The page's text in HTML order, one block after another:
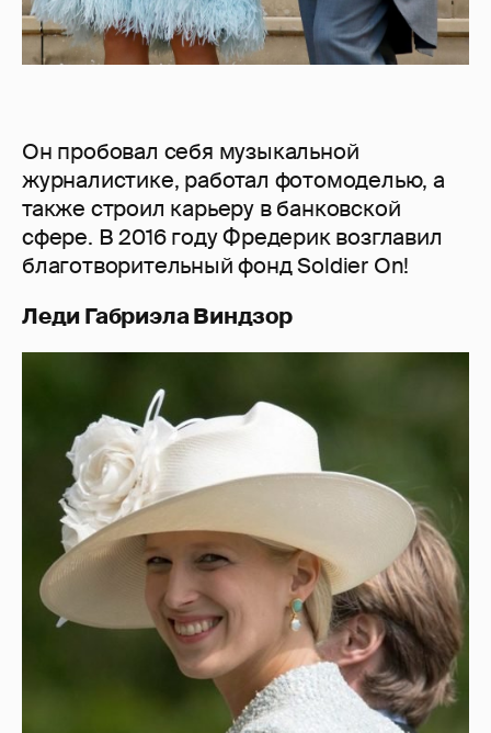
Он пробовал себя музыкальной
журналистике, работал фотомоделью, а
также строил карьеру в банковской
сфере. В 2016 году Фредерик возглавил
благотворительный фонд Soldier On!
Леди Габриэла Виндзор